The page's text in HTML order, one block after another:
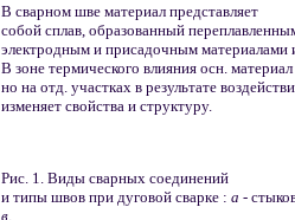
В сварном шве материал представляет
собой сплав, образованный
электродным и присадочным материалами
В зоне термического влияния осн.
но на отд. участках в результате
изменяет свойства и структуру.
Рис. 1. Виды сварных соединений
и типы швов при дуговой сварке : а -
в,